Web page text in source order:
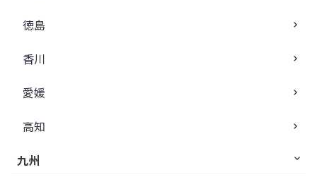
徳島
香川
愛媛
高知
九州